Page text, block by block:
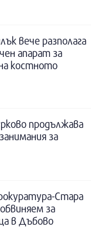
вече разполага
апарат за
костното
продължава
за
Стара
за
в Дъбово